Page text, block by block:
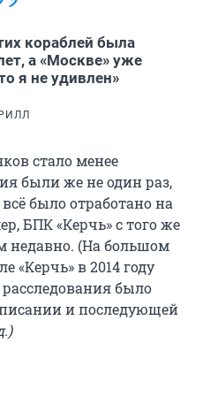
кораблей была
а «Москве» уже
я не удивлен»
стало менее
были же не один раз,
было отработано на
БПК «Керчь» с того же
недавно. (На большом
«Керчь» в 2014 году
было
и последующей